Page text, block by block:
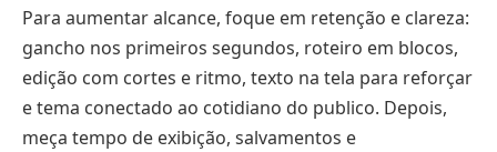
Para aumentar alcance, foque em retenção e clareza:
gancho nos primeiros segundos, roteiro em blocos,
edição com cortes e ritmo, texto na tela para reforçar
e tema conectado ao cotidiano do publico. Depois,
meça tempo de exibição, salvamentos e